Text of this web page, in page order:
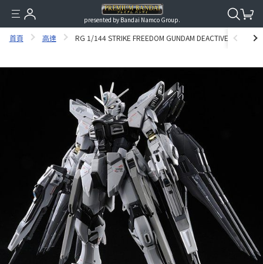
presented by Bandai Namco Group.
首頁 高達 RG 1/144 STRIKE FREEDOM GUNDAM DEACTIVE MODE